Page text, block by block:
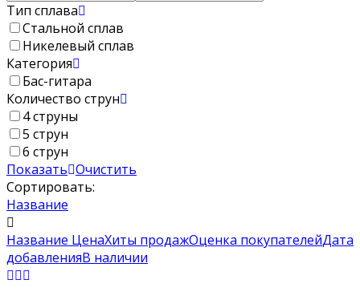
Тип сплава
Стальной сплав
Никелевый сплав
Категория
Бас-гитара
Количество струн
4 струны
5 струн
6 струн
Показать Очистить
Сортировать:
Название
Название ЦенаХиты продажОценка покупателейДата
добавленияВ наличии